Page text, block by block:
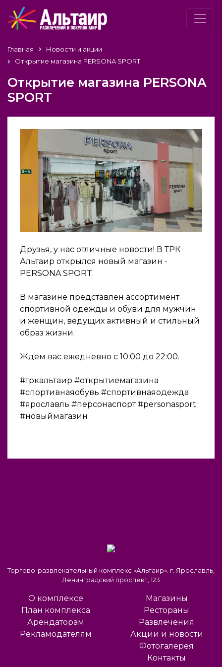
Главная
Новости и акции
Открытие магазина PERSONA SPORT
Открытие магазина PERSONA
SPORT
Друзья, у нас отличные новости! В ТРК
Альтаир открылся новый магазин -
PERSONA SPORT.
В магазине представлен ассортимент
спортивной одежды и обуви для мужчин
и женщин, ведущих активный и стильный
образ жизни.
Ждем вас ежедневно с 10:00 до 22:00.
#тркальтаир #открытиемагазина
#спортивнаяобувь #спортивнаяодежда
#ярославль #персонаспорт #personasport
#новыймагазин
Торгово-развлекательный комплекс «Альтаир». г. Ярославль,
Ленинградский проспект, 123
О комплексе
План комплекса
Арендаторам
Рекламодателям
Магазины
Рестораны
Развлечения
Акции и новости
Фотогалерея
Контакты